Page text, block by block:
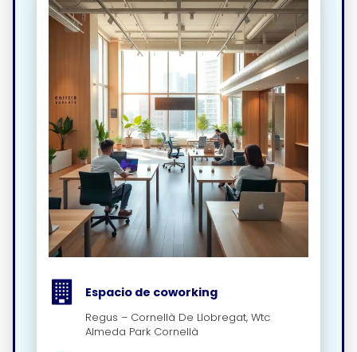
Espacio de coworking
Regus – Cornellà De Llobregat, Wtc
Almeda Park Cornellà